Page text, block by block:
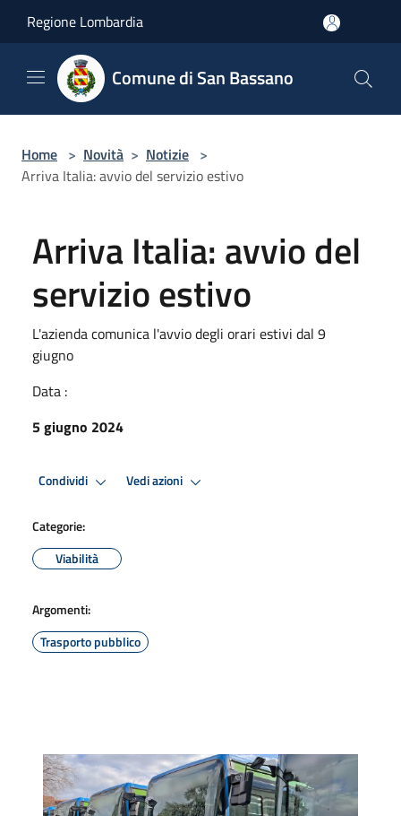
Regione Lombardia
Comune di San Bassano
Home > Novità > Notizie >
Arriva Italia: avvio del servizio estivo
Arriva Italia: avvio del
servizio estivo
L'azienda comunica l'avvio degli orari estivi dal 9
giugno
Data :
5 giugno 2024
Condividi Vedi azioni
Categorie:
Viabilità
Argomenti:
Trasporto pubblico